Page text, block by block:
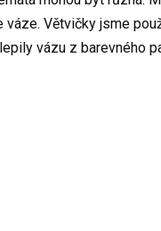
Větvičky jsme
vázu z barevného